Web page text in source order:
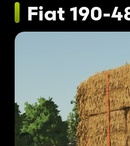
Fiat 190-